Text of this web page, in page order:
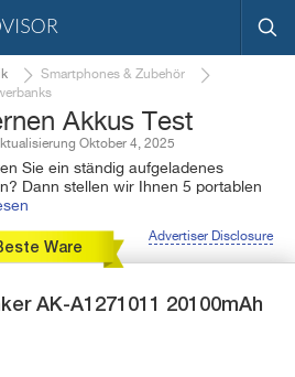
Smartphones & Zubehör
Akkus Test
Oktober 4, 2025
Sie ein ständig aufgeladenes
Dann stellen wir Ihnen 5 portablen
Advertiser Disclosure
Ware
AK-A1271011 20100mAh